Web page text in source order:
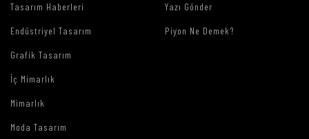
Tasarım Haberleri
Endüstriyel Tasarım
Grafik Tasarım
İç Mimarlık
Mimarlık
Moda Tasarım
Yazı Gönder
Piyon Ne Demek?